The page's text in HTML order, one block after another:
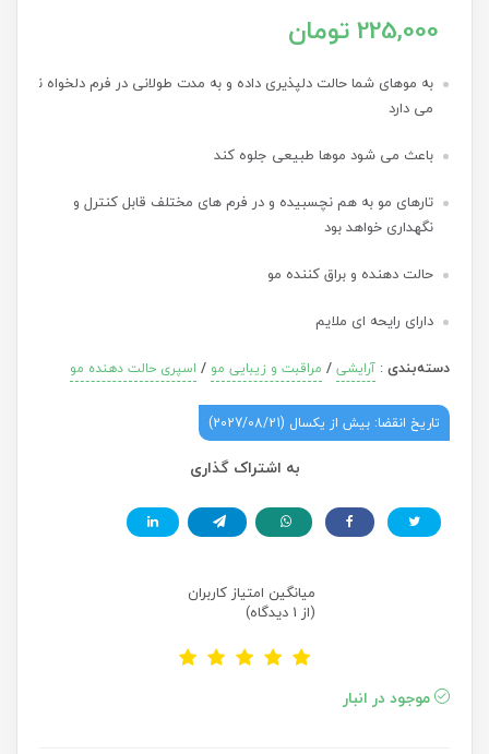
225,000 تومان
به موهای شما حالت دلپذیری داده و به مدت طولانی در فرم دلخواه نگه
می دارد
باعث می شود موها طبیعی جلوه کند
تارهای مو به هم نچسبیده و در فرم های مختلف قابل کنترل و
نگهداری خواهد بود
حالت دهنده و براق کننده مو
دارای رایحه‌ ای ملایم
دسته‌بندی: آرایشی/ مراقبت و زیبایی مو / اسپری حالت دهنده مو
تاریخ انقضا: بیش از یکسال (2027/08/21)
به اشتراک گذاری
میانگین امتیاز کاربران
(از 1 دیدگاه)
موجود در انبار